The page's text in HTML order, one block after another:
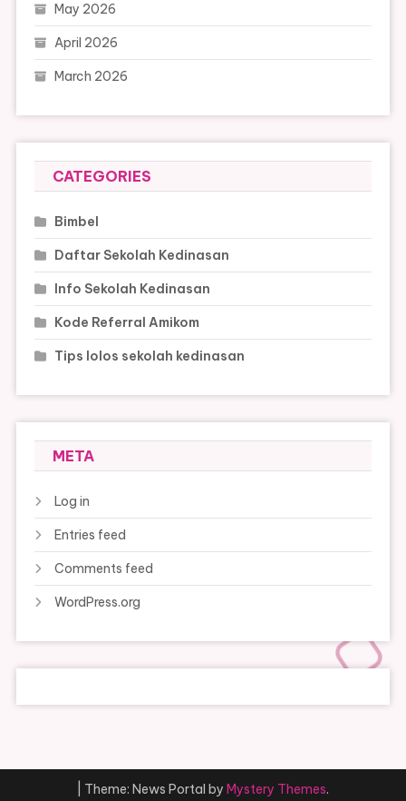
May 2026
April 2026
March 2026
CATEGORIES
Bimbel
Daftar Sekolah Kedinasan
Info Sekolah Kedinasan
Kode Referral Amikom
Tips lolos sekolah kedinasan
META
Log in
Entries feed
Comments feed
WordPress.org
Theme: News Portal by Mystery Themes.